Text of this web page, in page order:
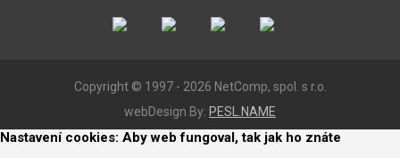
Copyright © 1997 - 2026 NetComp, spol. s r.o.
webDesign By: PESL.NAME
Nastavení cookies: Aby web fungoval, tak jak ho znáte